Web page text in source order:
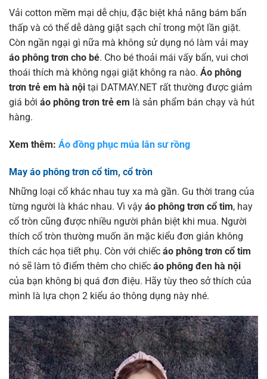
Vải cotton mềm mại dễ chịu, đặc biệt khả năng bám bẩn
thấp và có thể dễ dàng giặt sạch chỉ trong một lần giặt.
Còn ngần ngại gì nữa mà không sử dụng nó làm vải may
áo phông trơn cho bé. Cho bé thoải mái vấy bẩn, vui chơi
thoái thích mà không ngại giặt không ra nào. Áo phông
trơn trẻ em hà nội tại DATMAY.NET rất thường được giảm
giá bởi áo phông trơn trẻ em là sản phẩm bán chạy và hút
hàng.
Xem thêm: Áo đồng phục múa lân sư rồng
May áo phông trơn cổ tim, cổ tròn
Những loại cổ khác nhau tuy xa mà gần. Gu thời trang của
từng người là khác nhau. Vì vậy áo phông trơn cổ tim, hay
cổ tròn cũng được nhiều người phân biệt khi mua. Người
thích cổ tròn thường muốn ăn mặc kiểu đơn giản không
thích các họa tiết phụ. Còn với chiếc áo phông trơn cổ tim
nó sẽ làm tô điểm thêm cho chiếc áo phông đen hà nội
của bạn không bị quá đơn điệu. Hãy tùy theo sở thích của
mình là lựa chọn 2 kiểu áo thông dụng này nhé.